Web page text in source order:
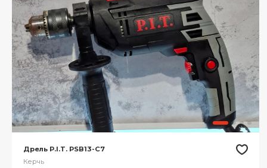
Дрель P.I.T. PSB13-C7
Керчь